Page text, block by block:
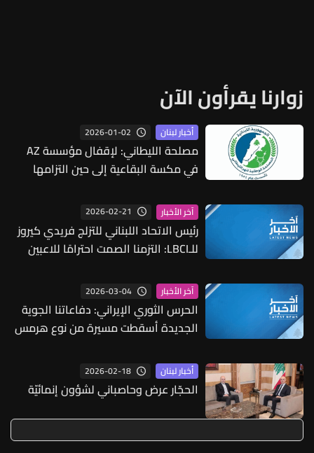
زوارنا يقرأون الآن
أخبار لبنان 2026-01-02
مصلحة الليطاني: لإقفال مؤسسة AZ
في مكسة البقاعية إلى حين التزامها
آخر الأخبار 2026-02-21
رئيس الاتحاد اللبناني للتزلج فريدي كيروز
للـLBCI: التزمنا الصمت احترامًا للاعبين
آخر الأخبار 2026-03-04
الحرس الثوري الإيراني: دفاعاتنا الجوية
الجديدة أسقطت مسيرة من نوع هرمس
أخبار لبنان 2026-02-18
الحجّار عرض وحاصباني لشؤون إنمائيّة